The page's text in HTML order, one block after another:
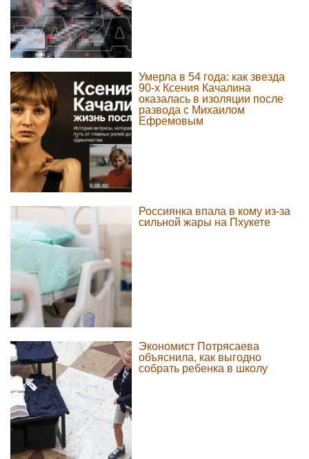
Умерла в 54 года: как звезда
90-х Ксения Качалина
оказалась в изоляции после
развода с Михаилом
Ефремовым
Россиянка впала в кому из-за
сильной жары на Пхукете
Экономист Потрясаева
объяснила, как выгодно
собрать ребенка в школу